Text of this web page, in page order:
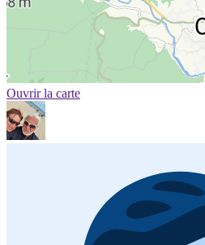
Ouvrir la carte